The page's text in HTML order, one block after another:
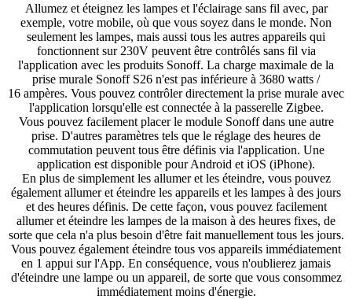
Allumez et éteignez les lampes et l'éclairage sans fil avec, par
exemple, votre mobile, où que vous soyez dans le monde. Non
seulement les lampes, mais aussi tous les autres appareils qui
fonctionnent sur 230V peuvent être contrôlés sans fil via
l'application avec les produits Sonoff. La charge maximale de la
prise murale Sonoff S26 n'est pas inférieure à 3680 watts /
16 ampères. Vous pouvez contrôler directement la prise murale avec
l'application lorsqu'elle est connectée à la passerelle Zigbee.
Vous pouvez facilement placer le module Sonoff dans une autre
prise. D'autres paramètres tels que le réglage des heures de
commutation peuvent tous être définis via l'application. Une
application est disponible pour Android et iOS (iPhone).
En plus de simplement les allumer et les éteindre, vous pouvez
également allumer et éteindre les appareils et les lampes à des jours
et des heures définis. De cette façon, vous pouvez facilement
allumer et éteindre les lampes de la maison à des heures fixes, de
sorte que cela n'a plus besoin d'être fait manuellement tous les jours.
Vous pouvez également éteindre tous vos appareils immédiatement
en 1 appui sur l'App. En conséquence, vous n'oublierez jamais
d'éteindre une lampe ou un appareil, de sorte que vous consommez
immédiatement moins d'énergie.